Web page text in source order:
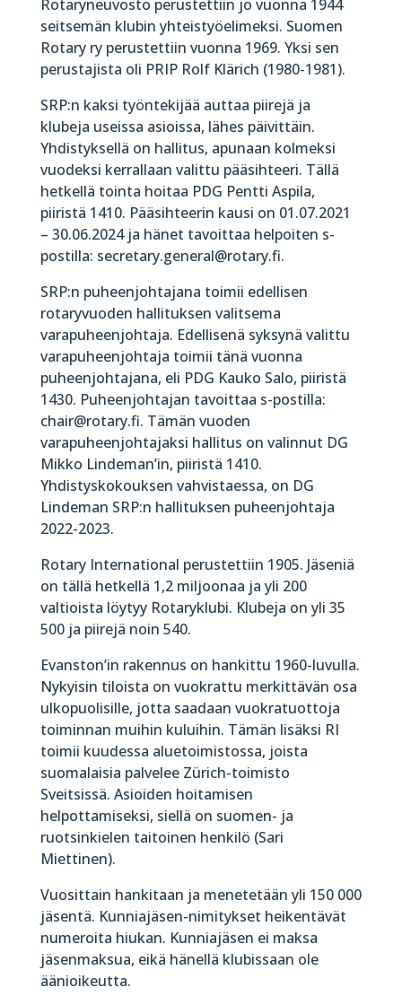
Rotaryneuvosto perustettiin jo vuonna 1944
seitsemän klubin yhteistyöelimeksi. Suomen
Rotary ry perustettiin vuonna 1969. Yksi sen
perustajista oli PRIP Rolf Klärich (1980-1981).
SRP:n kaksi työntekijää auttaa piirejä ja
klubeja useissa asioissa, lähes päivittäin.
Yhdistyksellä on hallitus, apunaan kolmeksi
vuodeksi kerrallaan valittu pääsihteeri. Tällä
hetkellä tointa hoitaa PDG Pentti Aspila,
piiristä 1410. Pääsihteerin kausi on 01.07.2021
– 30.06.2024 ja hänet tavoittaa helpoiten s-
postilla: secretary.general@rotary.fi.
SRP:n puheenjohtajana toimii edellisen
rotaryvuoden hallituksen valitsema
varapuheenjohtaja. Edellisenä syksynä valittu
varapuheenjohtaja toimii tänä vuonna
puheenjohtajana, eli PDG Kauko Salo, piiristä
1430. Puheenjohtajan tavoittaa s-postilla:
chair@rotary.fi. Tämän vuoden
varapuheenjohtajaksi hallitus on valinnut DG
Mikko Lindeman’in, piiristä 1410.
Yhdistyskokouksen vahvistaessa, on DG
Lindeman SRP:n hallituksen puheenjohtaja
2022-2023.
Rotary International perustettiin 1905. Jäseniä
on tällä hetkellä 1,2 miljoonaa ja yli 200
valtioista löytyy Rotaryklubi. Klubeja on yli 35
500 ja piirejä noin 540.
Evanston’in rakennus on hankittu 1960-luvulla.
Nykyisin tiloista on vuokrattu merkittävän osa
ulkopuolisille, jotta saadaan vuokratuottoja
toiminnan muihin kuluihin. Tämän lisäksi RI
toimii kuudessa aluetoimistossa, joista
suomalaisia palvelee Zürich-toimisto
Sveitsissä. Asioiden hoitamisen
helpottamiseksi, siellä on suomen- ja
ruotsinkielen taitoinen henkilö (Sari
Miettinen).
Vuosittain hankitaan ja menetetään yli 150 000
jäsentä. Kunniajäsen-nimitykset heikentävät
numeroita hiukan. Kunniajäsen ei maksa
jäsenmaksua, eikä hänellä klubissaan ole
äänioikeutta.